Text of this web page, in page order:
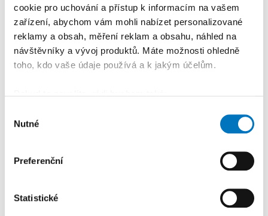
cookie pro uchování a přístup k informacím na vašem
zařízení, abychom vám mohli nabízet personalizované
reklamy a obsah, měření reklam a obsahu, náhled na
návštěvníky a vývoj produktů. Máte možnosti ohledně
toho, kdo vaše údaje používá a k jakým účelům.
poloze, které mohou být přesné na několik metrů
skenování pro konkrétní charakteristiky (otisk prstu)
Zjistěte více o tom, jak zpracováváme vaše osobní
Svůj souhlas můžete kdykoliv změnit nebo odvolat v
souhlasu
Nutné
Preferenční
Statistické
PETRA KLEMENTOVÁ
15. 08.